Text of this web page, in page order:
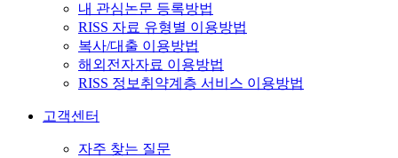
내 관심논문 등록방법
RISS 자료 유형별 이용방법
복사/대출 이용방법
해외전자자료 이용방법
RISS 정보취약계층 서비스 이용방법
고객센터
자주 찾는 질문